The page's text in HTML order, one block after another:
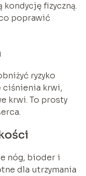
fizyczną.
poprawić
ryzyko
ciśnienia krwi,
krwi. To prosty
nóg, bioder i
dla utrzymania